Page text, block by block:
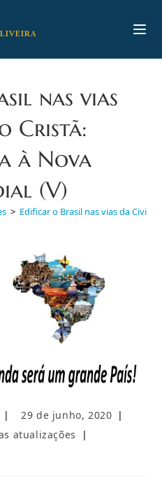
LIVEIRA
nas vias
Cristã:
à Nova
(V)
> Edificar o Brasil nas vias da
Post
publicado:
29 de junho, 2020
atualizações